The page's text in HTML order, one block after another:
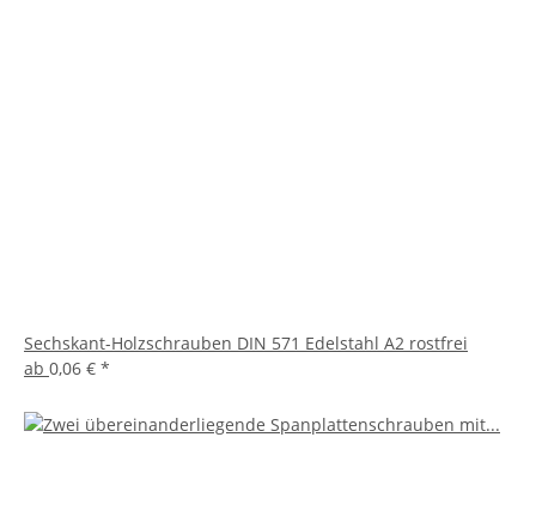
Sechskant-Holzschrauben DIN 571 Edelstahl A2 rostfrei
ab 0,06 € *